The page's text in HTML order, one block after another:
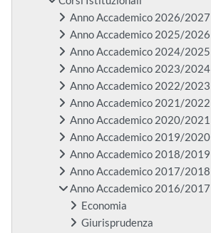
Anno Accademico 2026/2027
Anno Accademico 2025/2026
Anno Accademico 2024/2025
Anno Accademico 2023/2024
Anno Accademico 2022/2023
Anno Accademico 2021/2022
Anno Accademico 2020/2021
Anno Accademico 2019/2020
Anno Accademico 2018/2019
Anno Accademico 2017/2018
Anno Accademico 2016/2017
Economia
Giurisprudenza